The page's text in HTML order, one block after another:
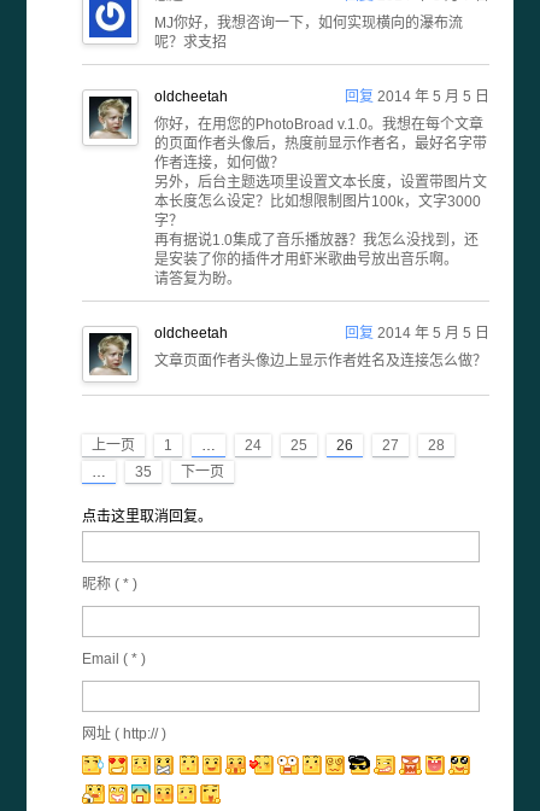
MJ你好，我想咨询一下，如何实现横向的瀑布流
呢？求支招
回复 2014 年 5 月 5 日
oldcheetah
你好，在用您的PhotoBroad v.1.0。我想在每个文章
的页面作者头像后，热度前显示作者名，最好名字带
作者连接，如何做？
另外，后台主题选项里设置文本长度，设置带图片文
本长度怎么设定？比如想限制图片100k，文字3000
字？
再有据说1.0集成了音乐播放器？我怎么没找到，还
是安装了你的插件才用虾米歌曲号放出音乐啊。
请答复为盼。
回复 2014 年 5 月 5 日
oldcheetah
文章页面作者头像边上显示作者姓名及连接怎么做？
上一页 1 … 24 25 26 27
28
…
35 下一页
点击这里取消回复。
昵称 (* )
Email (* )
网址 ( http:// )